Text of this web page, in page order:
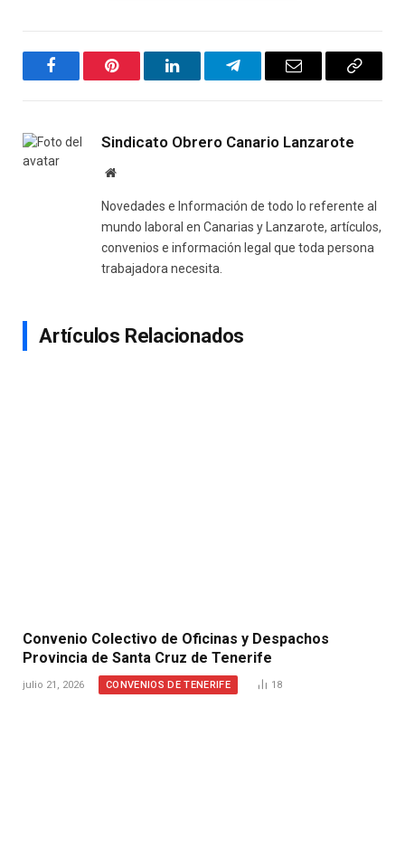
FacebookPinterest LinkedInTelegramEmail
Copy
Sindicato Obrero Canario Lanzarote
Website
Novedades e Información de todo lo referente al
mundo laboral en Canarias y Lanzarote, artículos,
convenios e información legal que toda persona
trabajadora necesita.
Artículos Relacionados
Convenio Colectivo de Oficinas y Despachos
Provincia de Santa Cruz de Tenerife
julio 21, 2026 CONVENIOS DE TENERIFE 18